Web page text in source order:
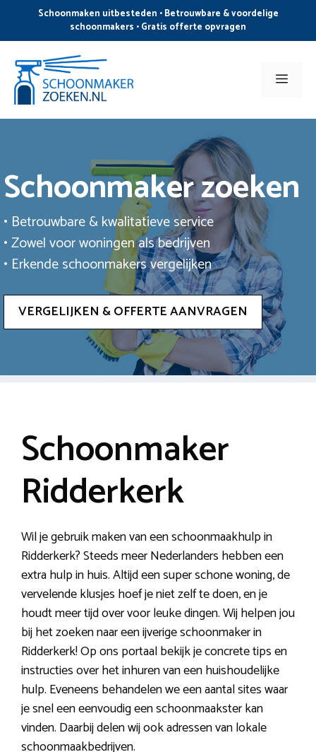
de
inhoud
Schoonmaken uitbesteden • Betrouwbare & voordelige
schoonmakers • Gratis offerte opvragen
Menu
Schoonmaker zoeken
• Betrouwbare & kwalitatieve service
• Zowel voor woningen als bedrijven
• Erkende schoonmakers vergelijken
VERGELIJKEN & OFFERTE AANVRAGEN
Schoonmaker
Ridderkerk
Wil je gebruik maken van een schoonmaakhulp in
Ridderkerk? Steeds meer Nederlanders hebben een
extra hulp in huis. Altijd een super schone woning, de
vervelende klusjes hoef je niet zelf te doen, en je
houdt meer tijd over voor leuke dingen. Wij helpen jou
bij het zoeken naar een ijverige schoonmaker in
Ridderkerk! Op ons portaal bekijk je concrete tips en
instructies over het inhuren van een huishoudelijke
hulp. Eveneens behandelen we een aantal sites waar
je snel een eenvoudig een schoonmaakster kan
vinden. Daarbij delen wij ook adressen van lokale
schoonmaakbedrijven.